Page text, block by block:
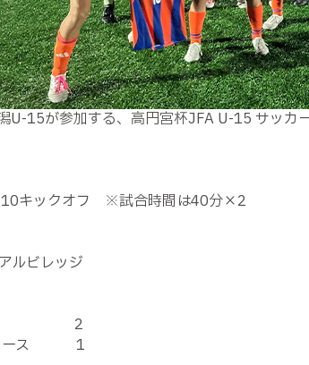
U-15が参加する、高円宮杯JFA U-15 サッ
キックオフ ※試合時間は40分×2
ルビレッジ
U-15 2
ユース 1